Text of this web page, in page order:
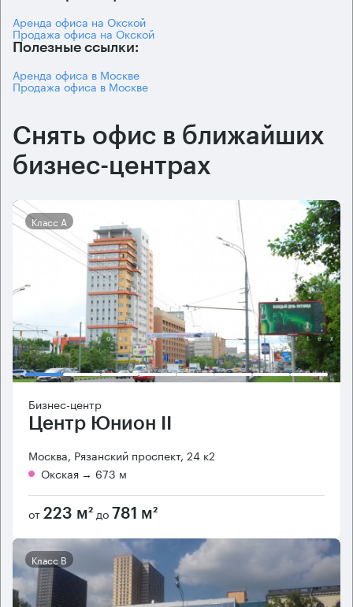
Аренда офиса на Окской
Продажа офиса на Окской
Полезные ссылки:
Аренда офиса в Москве
Продажа офиса в Москве
Снять офис в ближайших
бизнес-центрах
Класс А
Бизнес-центр
Центр Юнион II
Москва, Рязанский проспект, 24 к2
Окская → 673 м
от 223 м² до 781 м²
Класс B